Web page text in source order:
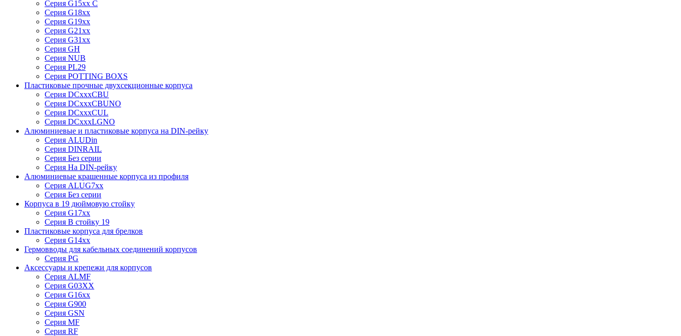
Серия G15xx C
Серия G18xx
Серия G19xx
Серия G21xx
Серия G31xx
Серия GH
Серия NUB
Серия PL29
Серия POTTING BOXS
Пластиковые прочные двухсекционные корпуса
Серия DCxxxCBU
Серия DCxxxCBUNO
Серия DCxxxCUL
Серия DCxxxLGNO
Алюминиевые и пластиковые корпуса на DIN-рейку
Серия ALUDin
Серия DINRAIL
Серия Без серии
Серия На DIN-рейку
Алюминиевые крашенные корпуса из профиля
Серия ALUG7xx
Серия Без серии
Корпуса в 19 дюймовую стойку
Серия G17xx
Серия В стойку 19
Пластиковые корпуса для брелков
Серия G14xx
Гермовводы для кабельных соединений корпусов
Серия PG
Аксессуары и крепежи для корпусов
Серия ALMF
Серия G03XX
Серия G16xx
Серия G900
Серия GSN
Серия MF
Серия RF